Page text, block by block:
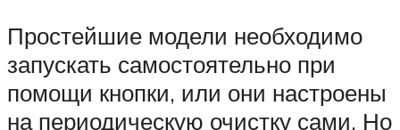
Простейшие модели необходимо
запускать самостоятельно при
помощи кнопки, или они настроены
на периодическую очистку сами. Но